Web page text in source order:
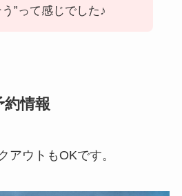
”って感じでした♪
情報
アウトもOKです。